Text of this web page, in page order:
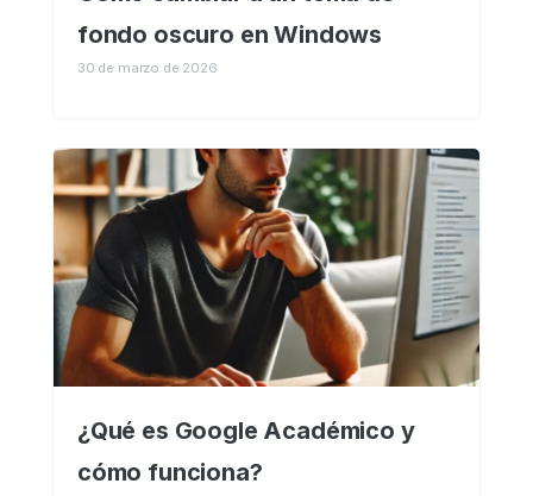
fondo oscuro en Windows
30 de marzo de 2026
¿Qué es Google Académico y
cómo funciona?